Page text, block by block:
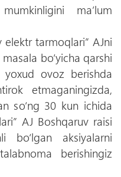
ma’lum
elektr tarmoqlari” AJni
bo‘yicha qarshi
ovoz berishda
etmaganingizda,
so‘ng 30 kun ichida
AJ Boshqaruv raisi
bo‘lgan aksiyalarni
berishingiz